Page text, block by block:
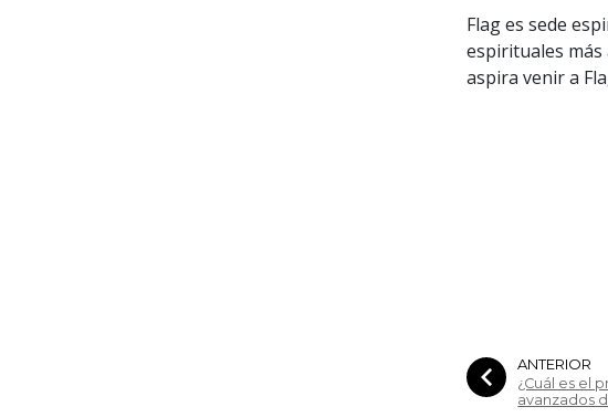
Flag es sede
espirituales más
aspira venir a
ANTERIOR
¿Cuál es el
avanzados